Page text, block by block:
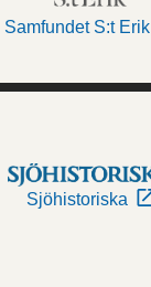
Samfundet S:t Erik
Sjöhistoriska